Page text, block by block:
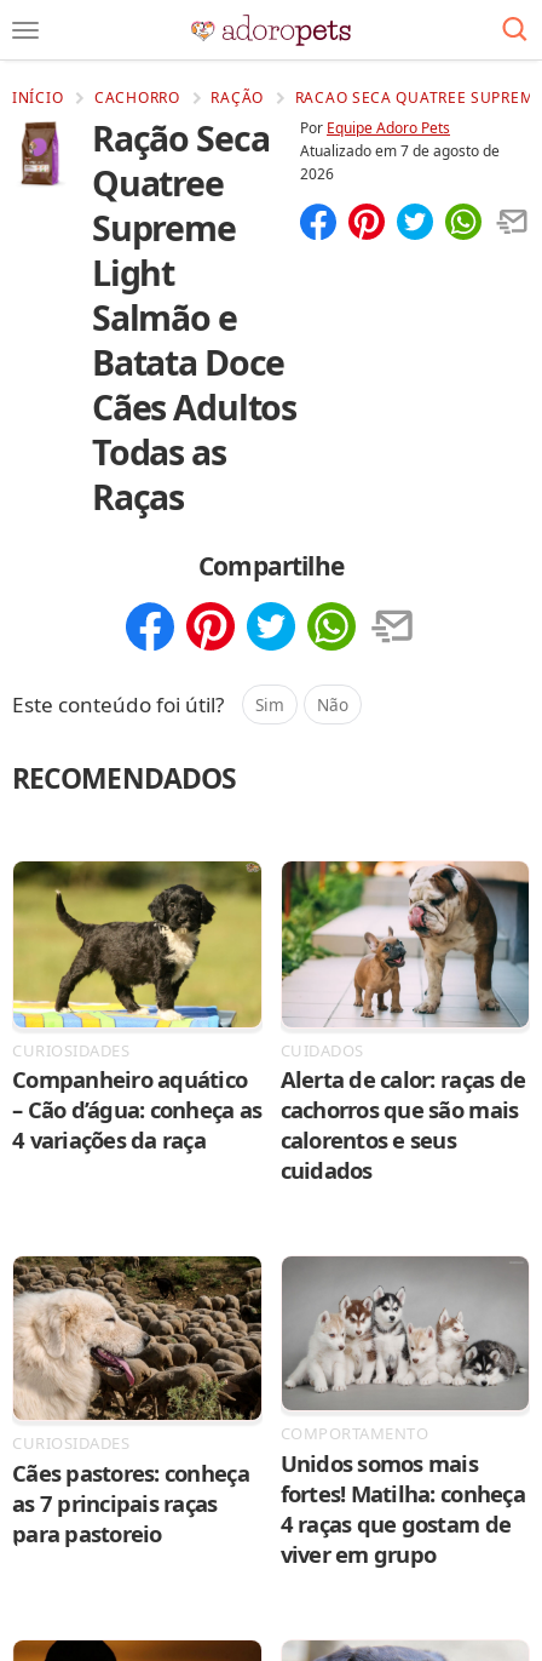
INÍCIO CACHORRO RAÇÃO RACAO SECA QUATREE
Ração Seca
Quatree
Supreme
Light
Salmão e
Batata Doce
Cães Adultos
Todas as
Raças
Por Equipe Adoro Pets
Atualizado em7 de agosto de
2026
Compartilhe
Este conteúdo foi útil? Sim Não
RECOMENDADOS
CURIOSIDADES
Companheiro aquático
– Cão d’água: conheça as
4 variações da raça
CUIDADOS
Alerta de calor: raças de
cachorros que são mais
calorentos e seus
cuidados
CURIOSIDADES
Cães pastores: conheça
as 7 principais raças
para pastoreio
COMPORTAMENTO
Unidos somos mais
fortes! Matilha: conheça
4 raças que gostam de
viver em grupo